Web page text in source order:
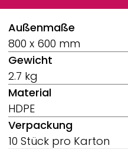
Breadcrumb
Außenmaße
800 x 600 mm
Gewicht
2.7 kg
Material
HDPE
Verpackung
10 Stück pro Karton